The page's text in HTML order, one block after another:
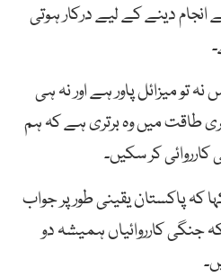
انجام دینے کے لیے درکار ہوتی
تو میزائل پاور ہے اور نہ ہی
طاقت میں وہ برتری ہے کہ ہم
کر سکیں۔
کہ پاکستان یقینی طور پر جواب
جنگی کارروائیاں ہمیشہ دو